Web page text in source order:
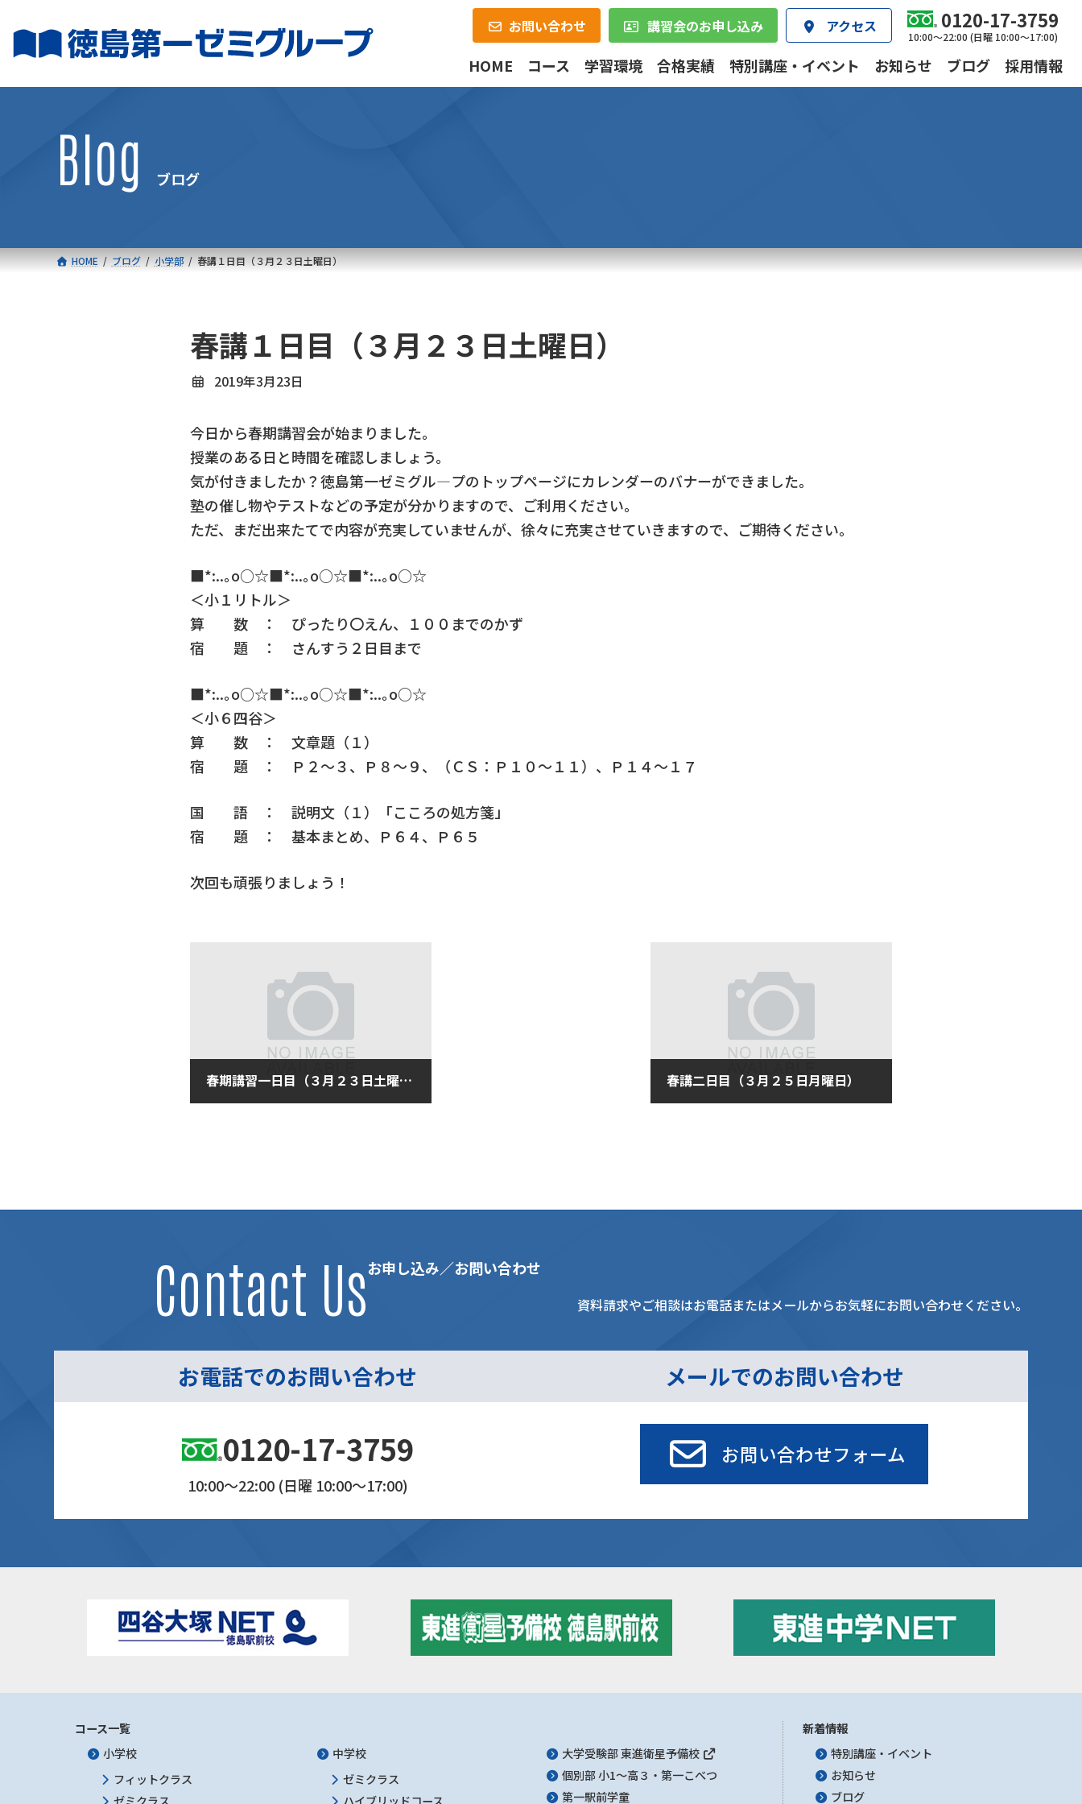
ン
テ
ビ
ゲ
お問い合わせ 講習会のお申し込み アクセス 0120-17-3759
10:00～22:00 (日曜 10:00～17:00)
HOME コース 学習環境 合格実績 特別講座・イベント お知らせ ブログ 採用情報
Blog ブログ
HOME ブログ 小学部 春講１日目（３月２３日土曜日）
春講１日目（３月２３日土曜日）
2019年3月23日
今日から春期講習会が始まりました。
授業のある日と時間を確認しましょう。
気が付きましたか？徳島第一ゼミグル―プのトップページにカレンダーのバナーができました。
塾の催し物やテストなどの予定が分かりますので、ご利用ください。
ただ、まだ出来たてで内容が充実していませんが、徐々に充実させていきますので、ご期待ください。
■*:..｡o○☆■*:..｡o○☆■*:..｡o○☆
＜小１リトル＞
算 数 ： ぴったり〇えん、１００までのかず
宿 題 ： さんすう２日目まで
■*:..｡o○☆■*:..｡o○☆■*:..｡o○☆
＜小６四谷＞
算 数 ： 文章題（１）
宿 題 ： Ｐ２～３、Ｐ８～９、（ＣＳ：Ｐ１０～１１）、Ｐ１４～１７
国 語 ： 説明文（１）「こころの処方箋」
宿 題 ： 基本まとめ、Ｐ６４、Ｐ６５
次回も頑張りましょう！
春期講習一日目（３月２３日土曜日） 春講二日目（３月２５日月曜日）
お申し込み／お問い合わせ
Contact Us 資料請求やご相談はお電話またはメールからお気軽にお問い合わせください。
お電話でのお問い合わせ
0120-17-3759
10:00～22:00 (日曜 10:00～17:00)
メールでのお問い合わせ
お問い合わせフォーム
コース一覧
小学校
フィットクラス
中学校
ゼミクラス
大学受験部 東進衛星予備校
個別部 小1～高３・第一こべつ
第一駅前学童
新着情報
特別講座・イベント
お知らせ
ブログ